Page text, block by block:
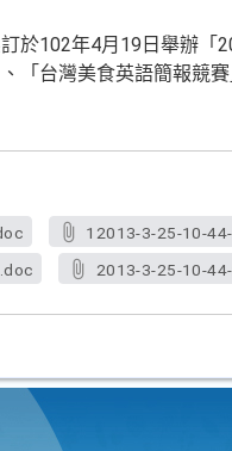
102年4月19日舉辦「
「台灣美食英語簡報競賽
12013-3-25-10-
2013-3-25-10-